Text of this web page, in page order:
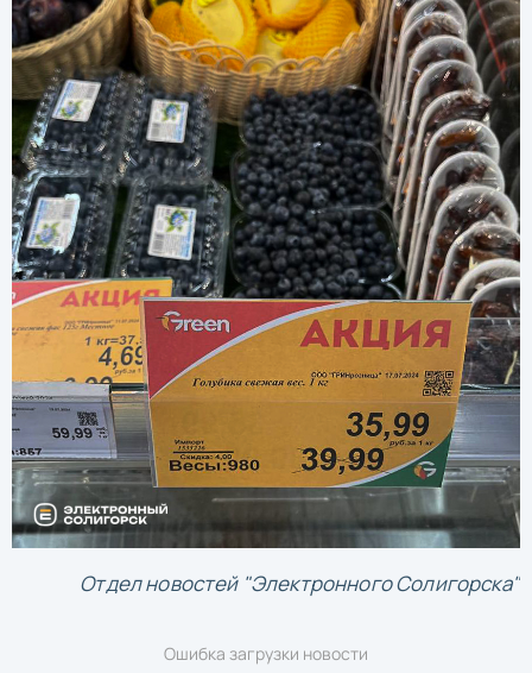
Отдел новостей "Электронного Солигорска"
Ошибка загрузки новости